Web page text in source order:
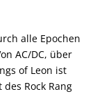
alle Epochen
AC/DC, über
of Leon ist
Rock Rang